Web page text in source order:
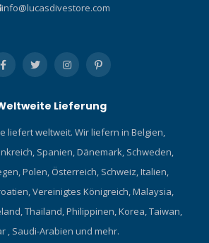
info@lucasdivestore.com
Lieferung
liefert weltweit. Wir liefern in Belgien,
Spanien, Dänemark, Schweden,
Polen, Österreich, Schweiz, Italien,
Vereinigtes Königreich, Malaysia,
Thailand, Philippinen, Korea, Taiwan,
, Saudi-Arabien und mehr.